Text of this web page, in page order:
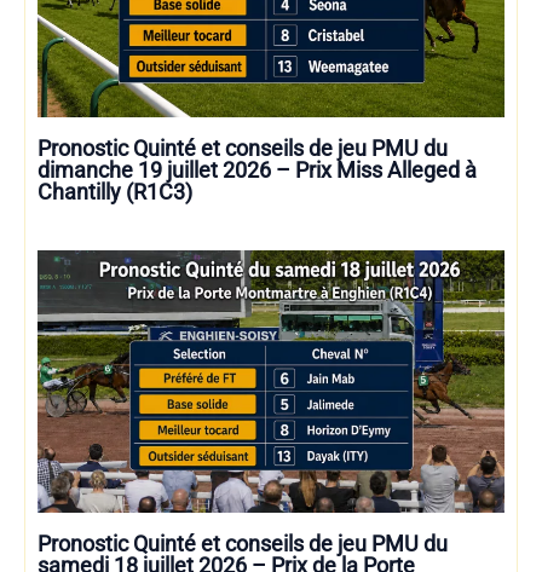
Pronostic Quinté et conseils de jeu PMU du
dimanche 19 juillet 2026 – Prix Miss Alleged à
Chantilly (R1C3)
Pronostic Quinté et conseils de jeu PMU du
samedi 18 juillet 2026 – Prix de la Porte